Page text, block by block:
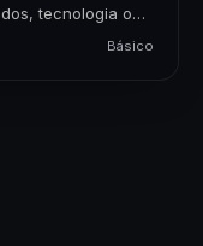
tecnologia ou
Básico